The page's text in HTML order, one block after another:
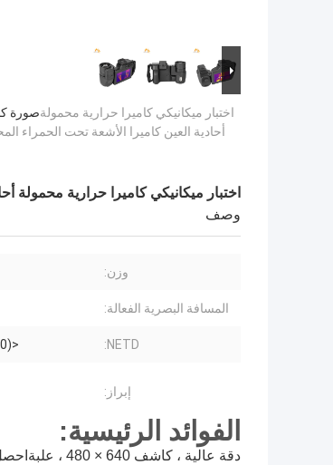
صورةاختبار ميكانيكي كاميرا حرارية محمولة
أحادية العين كاميرا الأشعة تحت الحمراء
اختبار ميكانيكي كاميرا حرارية محمولة
وصف
وزن:
المسافة البصرية الفعالة:
NETD:
<60mK @ 300k (F # 1.0)
إبراز:
الفوائد الرئيسية:
دقة عالية ، كاشف 640 × 480 ، علبة